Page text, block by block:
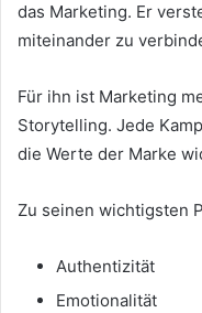
das Marketing. Er
miteinander zu
Für ihn ist Marketing
Storytelling. Jede
die Werte der Marke
Zu seinen wichtigsten
Authentizität
Emotionalität